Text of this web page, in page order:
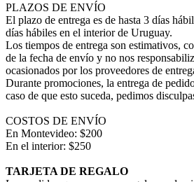
PLAZOS DE ENVÍO
El plazo de entrega es de hasta 3 días
días hábiles en el interior de Uruguay.
Los tiempos de entrega son estimativos,
de la fecha de envío y no nos
ocasionados por los proveedores de
Durante promociones, la entrega de
caso de que esto suceda, pedimos
COSTOS DE ENVÍO
En Montevideo: $200
En el interior: $250
TARJETA DE REGALO